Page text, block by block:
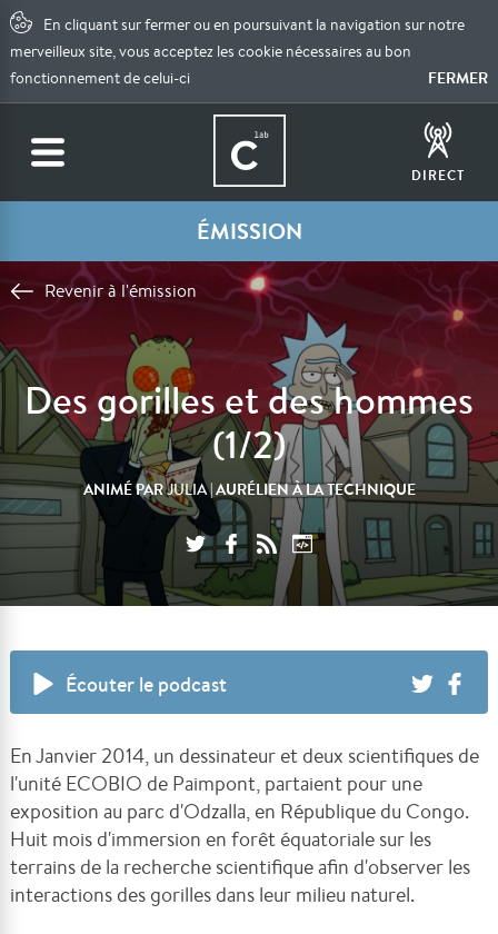
En cliquant sur fermer ou en poursuivant la navigation sur notre
merveilleux site, vous acceptez les cookie nécessaires au bon
fonctionnement de celui-ci
FERMER
DIRECT
ÉMISSION
Revenir à l'émission
Des gorilles et des hommes
(1/2)
ANIMÉ PARJULIA| AURÉLIEN À LA TECHNIQUE
Écouter le podcast
En Janvier 2014, un dessinateur et deux scientifiques de
l'unité ECOBIO de Paimpont, partaient pour une
exposition au parc d'Odzalla, en République du Congo.
Huit mois d'immersion en forêt équatoriale sur les
terrains de la recherche scientifique afin d'observer les
interactions des gorilles dans leur milieu naturel.